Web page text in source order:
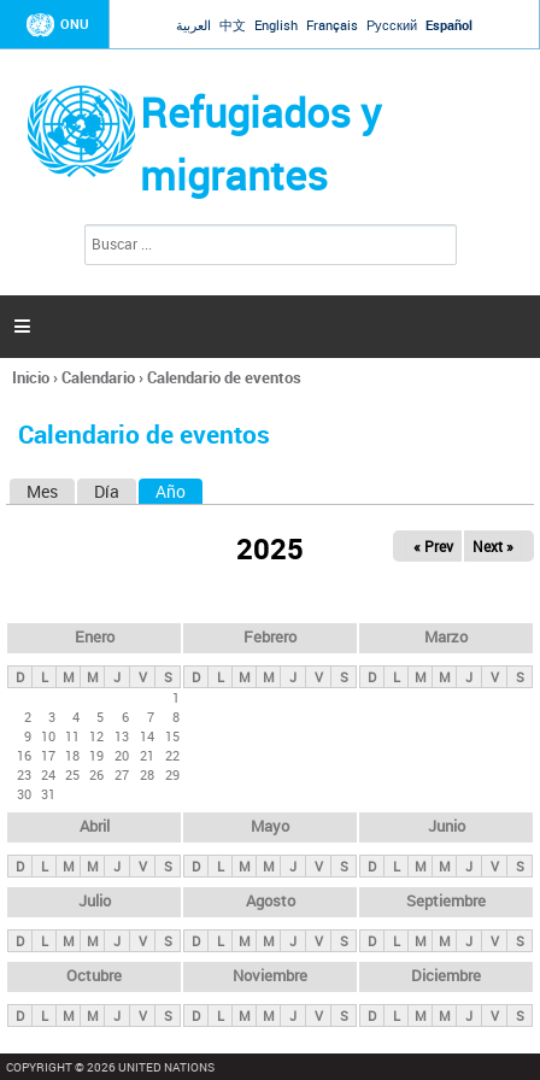
Jump to navigation
ONU العربية 中文 English Français Русский Español
Refugiados y
migrantes
l
d
s

Se
usted
Inicio›Calendario›Calendario de eventos
Calendario de eventos
s
p
n
c
i
p
l
e
s
Mes Día Año
2025 « Prev Next »
Enero
D L M M J V
S
1
2
3 4 5 6 7
8
9 10 11 12 13 14
15
16 17 18 19 20 21
22
23 24 25 26 27 28 29
30 31
Febrero
D L M M J V S
Marzo
D L M M J V S
Abril
D L M M J V S
Mayo
D L M M J V S
Junio
D L M M J V S
Julio
D L M M J V S
Agosto
D L M M J V S
Septiembre
D L M M J V S
Octubre
D L M M J V S
Noviembre
D L M M J V S
Diciembre
D L M M J V S
COPYRIGHT © 2026 UNITED NATIONS